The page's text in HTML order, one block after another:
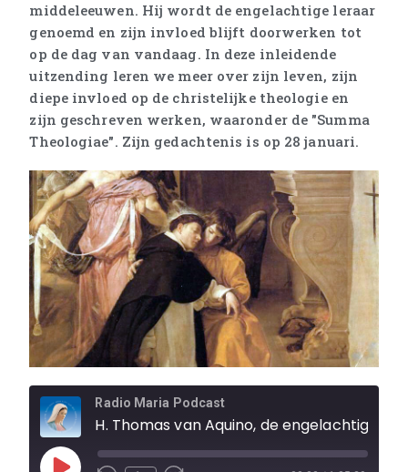
middeleeuwen. Hij wordt de engelachtige leraar
genoemd en zijn invloed blijft doorwerken tot
op de dag van vandaag. In deze inleidende
uitzending leren we meer over zijn leven, zijn
diepe invloed op de christelijke theologie en
zijn geschreven werken, waaronder de "Summa
Theologiae". Zijn gedachtenis is op 28 januari.
Radio Maria Podcast